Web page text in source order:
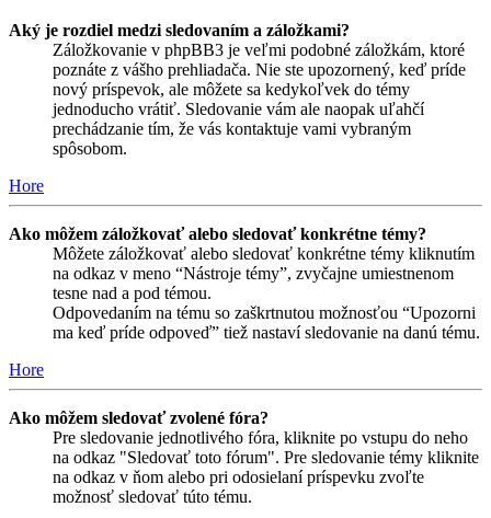
Aký je rozdiel medzi sledovaním a záložkami?
Záložkovanie v phpBB3 je veľmi podobné záložkám, ktoré
poznáte z vášho prehliadača. Nie ste upozornený, keď príde
nový príspevok, ale môžete sa kedykoľvek do témy
jednoducho vrátiť. Sledovanie vám ale naopak uľahčí
prechádzanie tím, že vás kontaktuje vami vybraným
spôsobom.
Hore
Ako môžem záložkovať alebo sledovať konkrétne témy?
Môžete záložkovať alebo sledovať konkrétne témy kliknutím
na odkaz v meno “Nástroje témy”, zvyčajne umiestnenom
tesne nad a pod témou.
Odpovedaním na tému so zaškrtnutou možnosťou “Upozorni
ma keď príde odpoveď” tiež nastaví sledovanie na danú tému.
Hore
Ako môžem sledovať zvolené fóra?
Pre sledovanie jednotlivého fóra, kliknite po vstupu do neho
na odkaz "Sledovať toto fórum". Pre sledovanie témy kliknite
na odkaz v ňom alebo pri odosielaní príspevku zvoľte
možnosť sledovať túto tému.